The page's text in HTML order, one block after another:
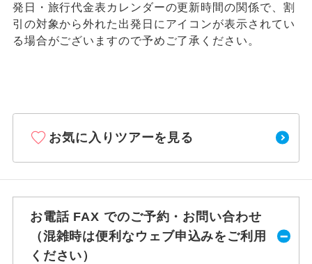
発日・旅行代金表カレンダーの更新時間の関係で、割
引の対象から外れた出発日にアイコンが表示されてい
る場合がございますので予めご了承ください。
お気に入りツアーを見る
お電話 FAX でのご予約・お問い合わせ
（混雑時は便利なウェブ申込みをご利用
ください）